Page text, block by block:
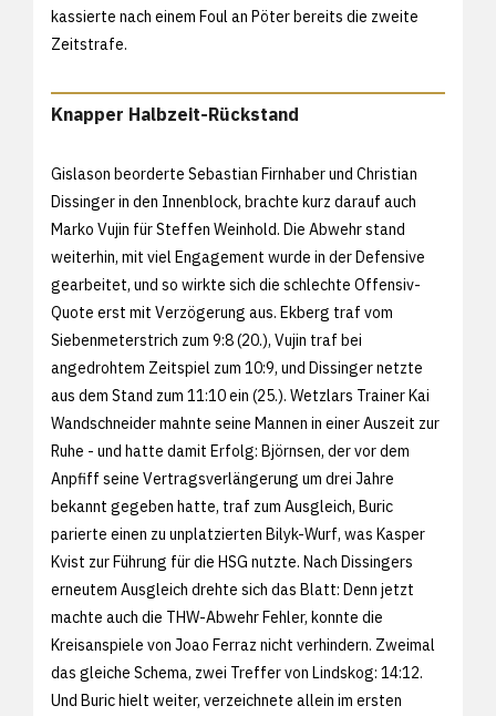
kassierte nach einem Foul an Pöter bereits die zweite
Zeitstrafe.
Knapper Halbzeit-Rückstand
Gislason beorderte Sebastian Firnhaber und Christian
Dissinger in den Innenblock, brachte kurz darauf auch
Marko Vujin für Steffen Weinhold. Die Abwehr stand
weiterhin, mit viel Engagement wurde in der Defensive
gearbeitet, und so wirkte sich die schlechte Offensiv-
Quote erst mit Verzögerung aus. Ekberg traf vom
Siebenmeterstrich zum 9:8 (20.), Vujin traf bei
angedrohtem Zeitspiel zum 10:9, und Dissinger netzte
aus dem Stand zum 11:10 ein (25.). Wetzlars Trainer Kai
Wandschneider mahnte seine Mannen in einer Auszeit zur
Ruhe - und hatte damit Erfolg: Björnsen, der vor dem
Anpfiff seine Vertragsverlängerung um drei Jahre
bekannt gegeben hatte, traf zum Ausgleich, Buric
parierte einen zu unplatzierten Bilyk-Wurf, was Kasper
Kvist zur Führung für die HSG nutzte. Nach Dissingers
erneutem Ausgleich drehte sich das Blatt: Denn jetzt
machte auch die THW-Abwehr Fehler, konnte die
Kreisanspiele von Joao Ferraz nicht verhindern. Zweimal
das gleiche Schema, zwei Treffer von Lindskog: 14:12.
Und Buric hielt weiter, verzeichnete allein im ersten